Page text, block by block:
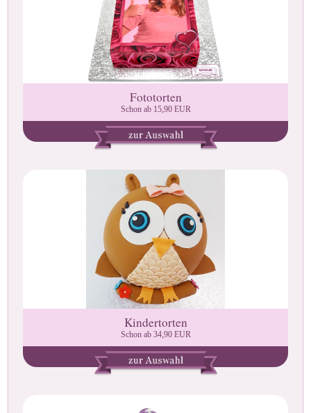
Fototorten
Schon ab 15,90 EUR
Kindertorten
Schon ab 34,90 EUR